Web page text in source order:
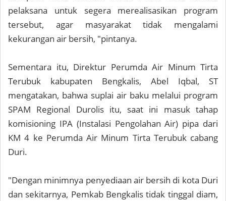
pelaksana untuk segera merealisasikan program
tersebut, agar masyarakat tidak mengalami
kekurangan air bersih, "pintanya.
Sementara itu, Direktur Perumda Air Minum Tirta
Terubuk kabupaten Bengkalis, Abel Iqbal, ST
mengatakan, bahwa suplai air baku melalui program
SPAM Regional Durolis itu, saat ini masuk tahap
komisioning IPA (Instalasi Pengolahan Air) pipa dari
KM 4 ke Perumda Air Minum Tirta Terubuk cabang
Duri.
"Dengan minimnya penyediaan air bersih di kota Duri
dan sekitarnya, Pemkab Bengkalis tidak tinggal diam,